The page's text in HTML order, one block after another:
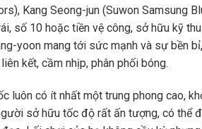
Kang Seong-jun (Suwon Samsung
số 10 hoặc tiền vệ công, sở hữu kỹ
yoon mang tới sức mạnh và sự bền
kết, cầm nhịp, phân phối bóng.
luôn có ít nhất một trung phong cao,
sở hữu tốc độ rất ấn tượng, có thể